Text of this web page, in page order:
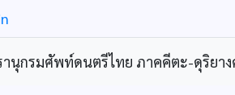
านุกรมศัพท์ดนตรีไทย ภาคคีตะ-ดุริยา